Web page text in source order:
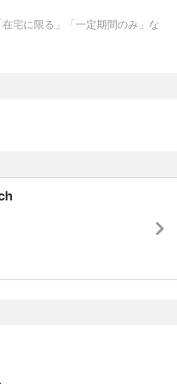
ス数は約9.5倍 (10,405
という高い継続利用率
ト: ZENMU Engine
す。
データを守ること」が前提
とは異なる新しいセキュ
。
ジデバイス領域など、 今
市場を背景に、これから
めていくフェーズにある
ー等): 約 319億ドル
え、主体的に判断したい
的に関わりたい方
りながら、 成果を出した
宅に限る」「一定期間のみ」な